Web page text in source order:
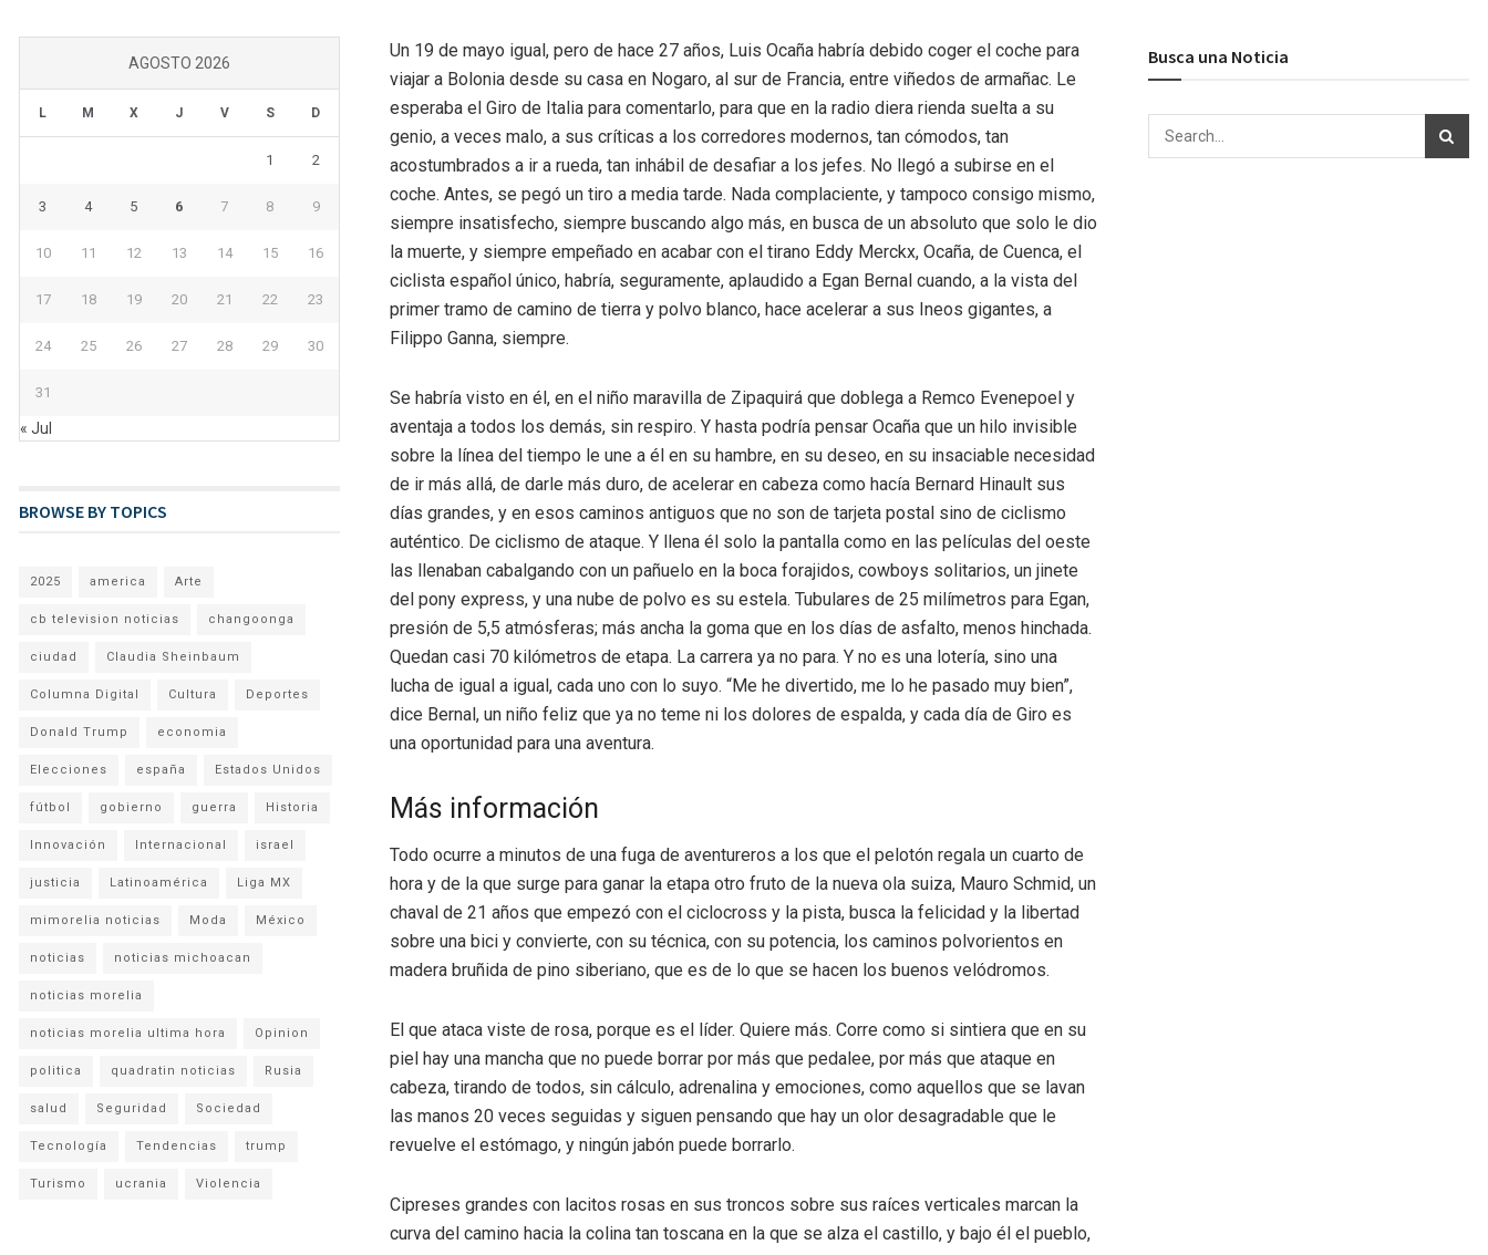
Un 19 de mayo igual, pero de hace 27 años, Luis Ocaña habría debido coger el coche para
viajar a Bolonia desde su casa en Nogaro, al sur de Francia, entre viñedos de armañac. Le
esperaba el Giro de Italia para comentarlo, para que en la radio diera rienda suelta a su
genio, a veces malo, a sus críticas a los corredores modernos, tan cómodos, tan
acostumbrados a ir a rueda, tan inhábil de desafiar a los jefes. No llegó a subirse en el
coche. Antes, se pegó un tiro a media tarde. Nada complaciente, y tampoco consigo mismo,
siempre insatisfecho, siempre buscando algo más, en busca de un absoluto que solo le dio
la muerte, y siempre empeñado en acabar con el tirano Eddy Merckx, Ocaña, de Cuenca, el
ciclista español único, habría, seguramente, aplaudido a Egan Bernal cuando, a la vista del
primer tramo de camino de tierra y polvo blanco, hace acelerar a sus Ineos gigantes, a
Filippo Ganna, siempre.
Se habría visto en él, en el niño maravilla de Zipaquirá que doblega a Remco Evenepoel y
aventaja a todos los demás, sin respiro. Y hasta podría pensar Ocaña que un hilo invisible
sobre la línea del tiempo le une a él en su hambre, en su deseo, en su insaciable necesidad
de ir más allá, de darle más duro, de acelerar en cabeza como hacía Bernard Hinault sus
días grandes, y en esos caminos antiguos que no son de tarjeta postal sino de ciclismo
auténtico. De ciclismo de ataque. Y llena él solo la pantalla como en las películas del oeste
las llenaban cabalgando con un pañuelo en la boca forajidos, cowboys solitarios, un jinete
del pony express, y una nube de polvo es su estela. Tubulares de 25 milímetros para Egan,
presión de 5,5 atmósferas; más ancha la goma que en los días de asfalto, menos hinchada.
Quedan casi 70 kilómetros de etapa. La carrera ya no para. Y no es una lotería, sino una
lucha de igual a igual, cada uno con lo suyo. “Me he divertido, me lo he pasado muy bien”,
dice Bernal, un niño feliz que ya no teme ni los dolores de espalda, y cada día de Giro es
una oportunidad para una aventura.
Más información
Todo ocurre a minutos de una fuga de aventureros a los que el pelotón regala un cuarto de
hora y de la que surge para ganar la etapa otro fruto de la nueva ola suiza, Mauro Schmid, un
chaval de 21 años que empezó con el ciclocross y la pista, busca la felicidad y la libertad
sobre una bici y convierte, con su técnica, con su potencia, los caminos polvorientos en
madera bruñida de pino siberiano, que es de lo que se hacen los buenos velódromos.
El que ataca viste de rosa, porque es el líder. Quiere más. Corre como si sintiera que en su
piel hay una mancha que no puede borrar por más que pedalee, por más que ataque en
cabeza, tirando de todos, sin cálculo, adrenalina y emociones, como aquellos que se lavan
las manos 20 veces seguidas y siguen pensando que hay un olor desagradable que le
revuelve el estómago, y ningún jabón puede borrarlo.
Cipreses grandes con lacitos rosas en sus troncos sobre sus raíces verticales marcan la
curva del camino hacia la colina tan toscana en la que se alza el castillo, y bajo él el pueblo,
AGOSTO 2026
L M X J V S D
1 2
3 4 5 6 7 8 9
10 11 12 13 14 15 16
17 18 19 20 21 22 23
24 25 26 27 28 29 30
31
« Jul
BROWSE BY TOPICS
2025 america Arte
cb television noticias changoonga
ciudad Claudia Sheinbaum
Columna Digital Cultura Deportes
Donald Trump economia
Elecciones españa Estados Unidos
fútbol gobierno guerra Historia
Innovación Internacional israel
justicia Latinoamérica Liga MX
mimorelia noticias Moda México
noticias noticias michoacan
noticias morelia
noticias morelia ultima hora Opinion
politica quadratin noticias Rusia
salud Seguridad Sociedad
Tecnología Tendencias trump
Turismo ucrania Violencia
Busca una Noticia